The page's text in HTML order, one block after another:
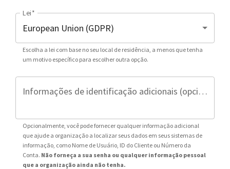
Lei*
Escolha a lei com base no seu local de residência, a menos que tenha
um motivo específico para escolher outra opção.
Informações de identificação adicionais (opcional)
Opcionalmente, você pode fornecer qualquer informação adicional
que ajude a organização a localizar seus dados em seus sistemas de
informação, como Nome de Usuário, ID do Cliente ou Número da
Conta. Não forneça a sua senha ou qualquer informação pessoal
que a organização ainda não tenha.